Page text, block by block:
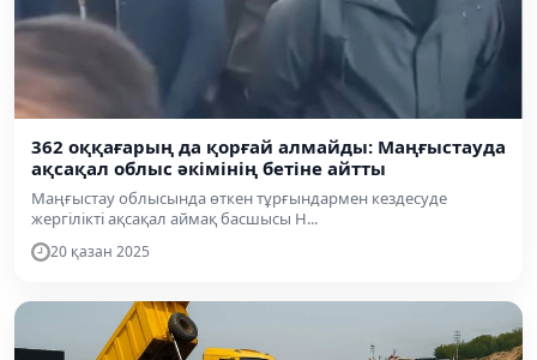
362 оққағарың да қорғай алмайды: Маңғыстауда
ақсақал облыс әкімінің бетіне айтты
Маңғыстау облысында өткен тұрғындармен кездесуде
жергілікті ақсақал аймақ басшысы Н...
20 қазан 2025